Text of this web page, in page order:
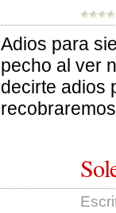
Adios para
pecho al ver
decirte adios